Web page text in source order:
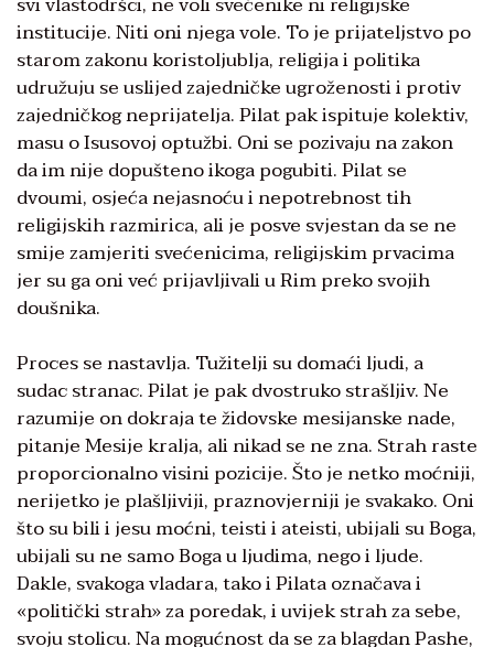
institucije. Niti oni njega vole. To je prijateljstvo po
starom zakonu koristoljublja, religija i politika
udružuju se uslijed zajedničke ugroženosti i protiv
zajedničkog neprijatelja. Pilat pak ispituje kolektiv,
masu o Isusovoj optužbi. Oni se pozivaju na zakon
da im nije dopušteno ikoga pogubiti. Pilat se
dvoumi, osjeća nejasnoću i nepotrebnost tih
religijskih razmirica, ali je posve svjestan da se ne
smije zamjeriti svećenicima, religijskim prvacima
jer su ga oni već prijavljivali u Rim preko svojih
doušnika.
Proces se nastavlja. Tužitelji su domaći ljudi, a
sudac stranac. Pilat je pak dvostruko strašljiv. Ne
razumije on dokraja te židovske mesijanske nade,
pitanje Mesije kralja, ali nikad se ne zna. Strah raste
proporcionalno visini pozicije. Što je netko moćniji,
nerijetko je plašljiviji, praznovjerniji je svakako. Oni
što su bili i jesu moćni, teisti i ateisti, ubijali su Boga,
ubijali su ne samo Boga u ljudima, nego i ljude.
Dakle, svakoga vladara, tako i Pilata označava i
«politički strah» za poredak, i uvijek strah za sebe,
svoju stolicu. Na mogućnost da se za blagdan Pashe,